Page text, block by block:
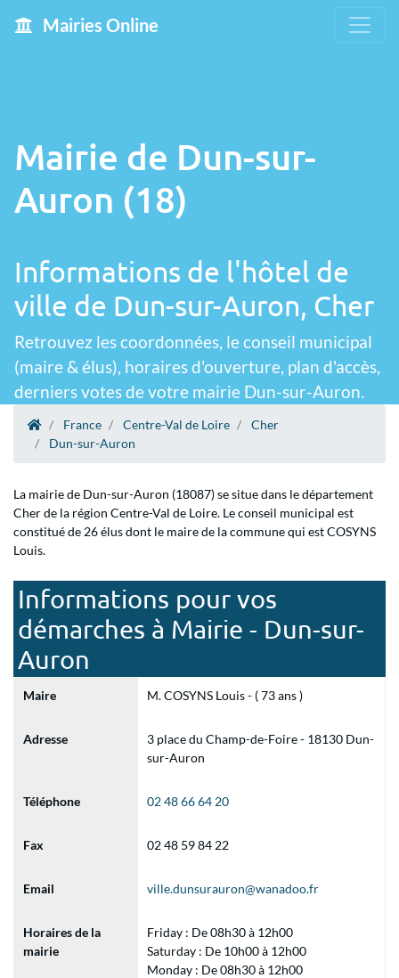
Mairies Online
Mairie de Dun-sur-
Auron (18)
Informations de l'hôtel de
ville de Dun-sur-Auron, Cher
Retrouvez les coordonnées, le conseil municipal
(maire & élus), horaires d'ouverture, plan d'accès,
derniers votes de votre mairie Dun-sur-Auron.
France Centre-Val de Loire
Cher
Dun-sur-Auron
La mairie de Dun-sur-Auron (18087) se situe dans le département
Cher de la région Centre-Val de Loire. Le conseil municipal est
constitué de 26 élus dont le maire de la commune qui est COSYNS
Louis.
Informations pour vos
démarches à Mairie - Dun-sur-
Auron
Maire M. COSYNS Louis - ( 73 ans )
Adresse
3 place du Champ-de-Foire - 18130 Dun-
sur-Auron
Téléphone 02 48 66 64 20
Fax 02 48 59 84 22
Email ville.dunsurauron@wanadoo.fr
Horaires de la
mairie
Friday : De 08h30 à 12h00
Saturday : De 10h00 à 12h00
Monday : De 08h30 à 12h00